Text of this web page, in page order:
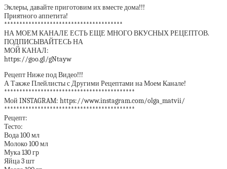
Эклеры, давайте приготовим их вместе дома!!!
Приятного аппетита!
***************************************
НА МОЕМ КАНАЛЕ ЕСТЬ ЕЩЕ МНОГО ВКУСНЫХ РЕЦЕПТОВ.
ПОДПИСЫВАЙТЕСЬ НА
МОЙ КАНАЛ:
https://goo.gl/gNtayw
Рецепт Ниже под Видео!!!
А Также Плейлисты с Другими Рецептами на Моем Канале!
*******************************************
Мой INSTAGRAM: https://www.instagram.com/olga_matvii/
*******************************************
Рецепт:
Тесто:
Вода 100 мл
Молоко 100 мл
Мука 130 гр
Яйца 3 шт